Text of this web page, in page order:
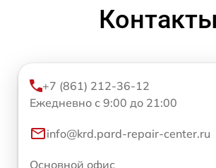
Контакты
+7 (861) 212-36-12
Ежедневно с 9:00 до 21:00
info@krd.pard-repair-center.ru
Основной офис